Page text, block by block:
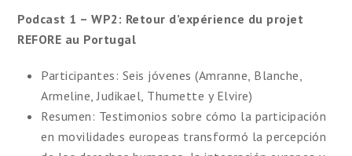
Podcast 1 – WP2: Retour d’expérience du projet
REFORE au Portugal
Participantes: Seis jóvenes (Amranne, Blanche,
Armeline, Judikael, Thumette y Elvire)
Resumen: Testimonios sobre cómo la participación
en movilidades europeas transformó la percepción